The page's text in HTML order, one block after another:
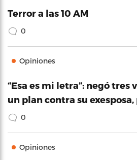
Terror a las 10 AM
0
Opiniones
“Esa es mi letra”: negó tres
un plan contra su
0
Opiniones